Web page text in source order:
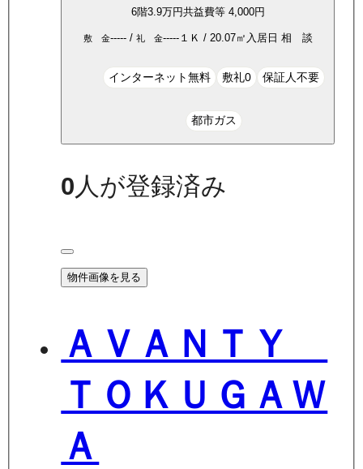
6階3.9万円共益費等 4,000円
敷 金-----/ 礼 金-----１Ｋ / 20.07㎡ 入居日 相 談
インターネット無料 敷礼0 保証人不要
都市ガス
0人が登録済み
物件画像を見る
ＡＶＡＮＴＹ
ＴＯＫＵＧＡＷ
Ａ